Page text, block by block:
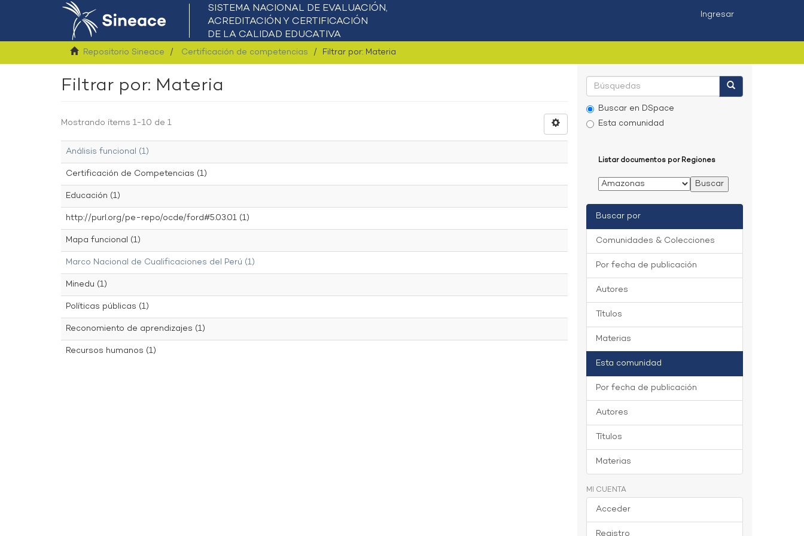
Ingresar
Repositorio Sineace Certificación de competencias Filtrar por: Materia
Filtrar por: Materia
Mostrando ítems 1-10 de 1
Análisis funcional (1)
Certificación de Competencias (1)
Educación (1)
http://purl.org/pe-repo/ocde/ford#5.03.01 (1)
Mapa funcional (1)
Marco Nacional de Cualificaciones del Perú (1)
Minedu (1)
Políticas públicas (1)
Reconomiento de aprendizajes (1)
Recursos humanos (1)
Buscar en DSpace
Esta comunidad
Listar documentos por Regiones
Buscar por
Comunidades & Colecciones
Por fecha de publicación
Autores
Títulos
Materias
Esta comunidad
Por fecha de publicación
Autores
Títulos
Materias
MI CUENTA
Acceder